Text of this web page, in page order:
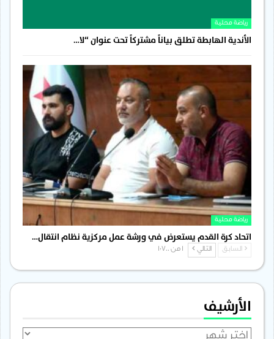
رياضة محلية
الأندية الهابطة تطلق بياناً مشتركاً تحت عنوان “لا…
رياضة محلية
اتحاد كرة القدم يستعرض في ورشة عمل مركزية نظام انتقال…
السابق التالي
الأرشيف
الأرشيف